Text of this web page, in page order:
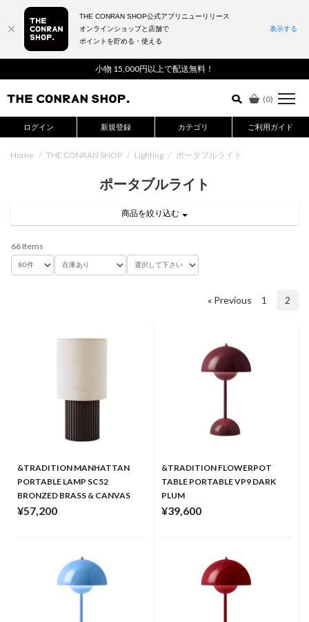
小物 15,000円以上で配送無料！
(0)
ログイン 新規登録 カテゴリ ご利用ガイド
詳細検索はこちら
Home / THE CONRAN SHOP / Lighting / ポータブルライト
ポータブルライト
商品を絞り込む
66 Items
« Previous 1 2
&TRADITION MANHATTAN
PORTABLE LAMP SC52
BRONZED BRASS & CANVAS
¥57,200
&TRADITION FLOWERPOT
TABLE PORTABLE VP9 DARK
PLUM
¥39,600
THE CONRAN SHOP公式アプリニューリリース
オンラインショップと店舗で
ポイントを貯める・使える
表示する